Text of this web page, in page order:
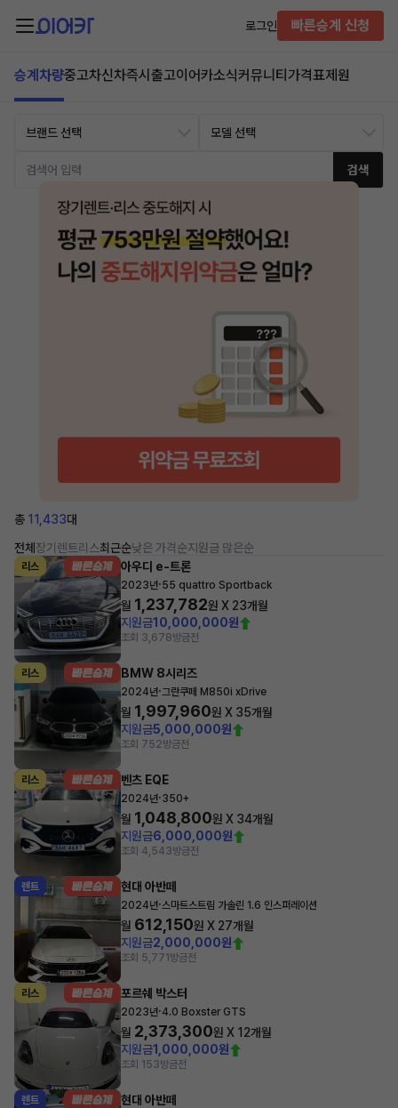
로그인 빠른승계 신청
승계차량중고차신차즉시출고이어카소식커뮤니티 가격표제원
검색
총 11,433대
전체 장기렌트리스최근순낮은 가격순지원금 많은순
리스 아우디 e-트론
2023년·55 quattro Sportback
월 1,237,782원 X 23개월
지원금10,000,000원
조회 3,678방금전
리스 BMW 8시리즈
2024년·그란쿠페 M850i xDrive
월 1,997,960원 X 35개월
지원금5,000,000원
조회 752방금전
리스 벤츠 EQE
2024년·350+
월 1,048,800원 X 34개월
지원금6,000,000원
조회 4,543방금전
렌트 현대 아반떼
2024년·스마트스트림 가솔린 1.6 인스퍼레이션
월 612,150원 X 27개월
지원금2,000,000원
조회 5,771 방금전
리스 포르쉐 박스터
2023년·4.0 Boxster GTS
월 2,373,300원 X 12개월
지원금1,000,000원
조회 153방금전
렌트 현대 아반떼